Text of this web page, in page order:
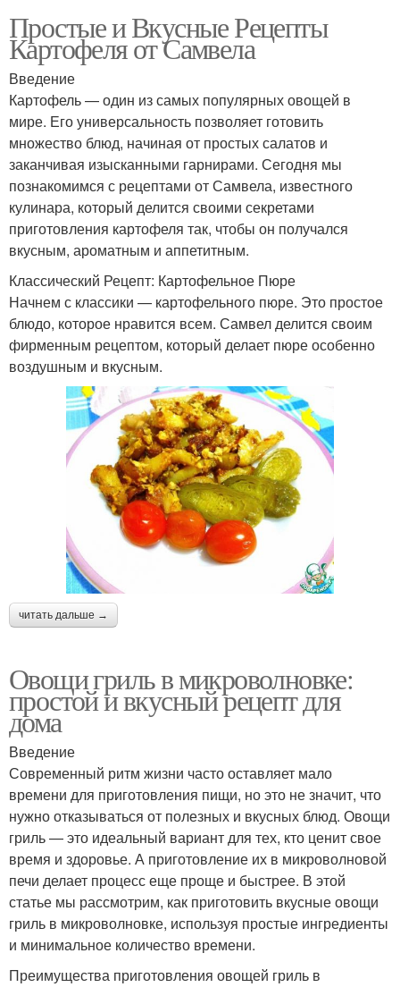
Простые и Вкусные Рецепты
Картофеля от Самвела
Введение
Картофель — один из самых популярных овощей в
мире. Его универсальность позволяет готовить
множество блюд, начиная от простых салатов и
заканчивая изысканными гарнирами. Сегодня мы
познакомимся с рецептами от Самвела, известного
кулинара, который делится своими секретами
приготовления картофеля так, чтобы он получался
вкусным, ароматным и аппетитным.
Классический Рецепт: Картофельное Пюре
Начнем с классики — картофельного пюре. Это простое
блюдо, которое нравится всем. Самвел делится своим
фирменным рецептом, который делает пюре особенно
воздушным и вкусным.
читать дальше →
Овощи гриль в микроволновке:
простой и вкусный рецепт для
дома
Введение
Современный ритм жизни часто оставляет мало
времени для приготовления пищи, но это не значит, что
нужно отказываться от полезных и вкусных блюд. Овощи
гриль — это идеальный вариант для тех, кто ценит свое
время и здоровье. А приготовление их в микроволновой
печи делает процесс еще проще и быстрее. В этой
статье мы рассмотрим, как приготовить вкусные овощи
гриль в микроволновке, используя простые ингредиенты
и минимальное количество времени.
Преимущества приготовления овощей гриль в